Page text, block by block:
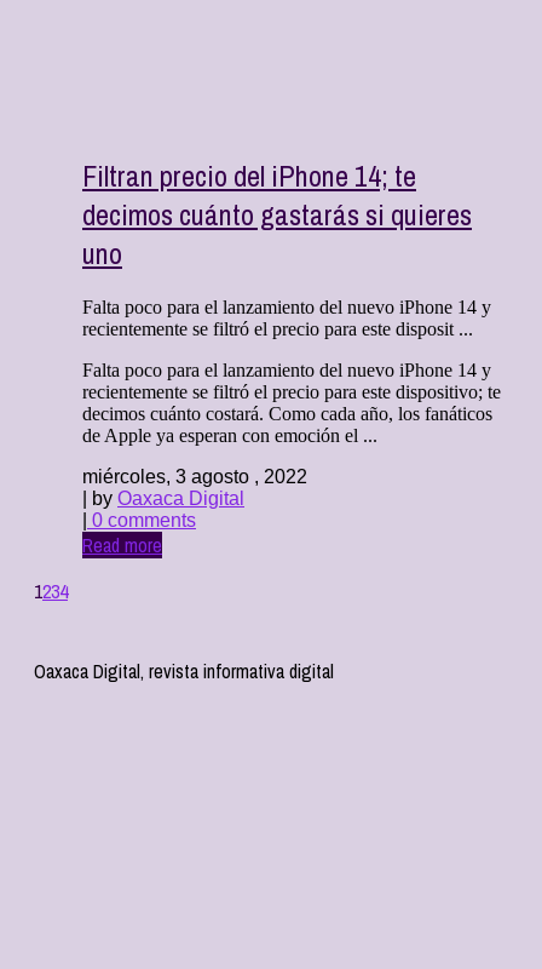
Filtran precio del iPhone 14; te
decimos cuánto gastarás si quieres
uno
Falta poco para el lanzamiento del nuevo iPhone 14 y
recientemente se filtró el precio para este disposit ...
Falta poco para el lanzamiento del nuevo iPhone 14 y
recientemente se filtró el precio para este dispositivo; te
decimos cuánto costará. Como cada año, los fanáticos
de Apple ya esperan con emoción el ...
miércoles, 3 agosto , 2022
| by Oaxaca Digital
0 comments
Read more
1234
Oaxaca Digital, revista informativa digital